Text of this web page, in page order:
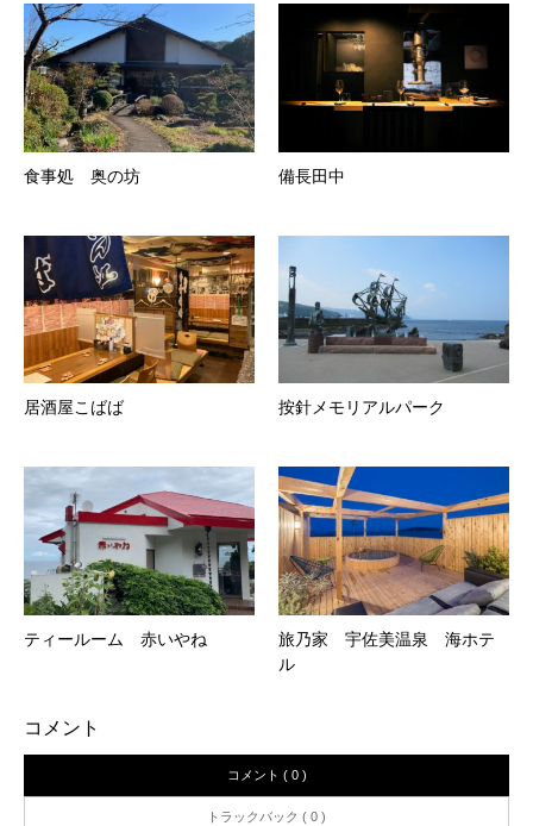
食事処 奥の坊 備長田中
居酒屋こばば 按針メモリアルパーク
ティールーム 赤いやね
旅乃家 宇佐美温泉 海ホテ
ル
コメント
コメント ( 0 )
トラックバック ( 0 )